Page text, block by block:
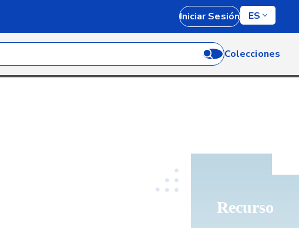
Iniciar Sesión ES
Colecciones
Recurso